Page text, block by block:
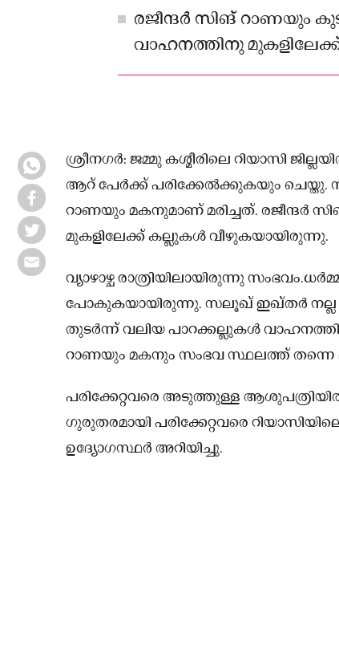
രജീന്ദർ സിങ് റാണയും
വാഹനത്തിനു
വീഴുകയായിരുന്നു.
ശ്രീന​ഗർ: ജമ്മു കശ്മീരിലെ റിയാസി
ആറ് പേർക്ക് പരിക്കേൽക്കുകയും ചെയ്തു.
റാണയും മകനുമാണ് മരിച്ചത്. രജീന്ദർ
മുകളിലേക്ക് കല്ലുകൾ വീഴുകയായിരുന്നു.
വ്യാഴാഴ്ച രാത്രിയിലായിരുന്നു
പോകുകയായിരുന്നു. സലൂഖ് ഇഖ്തർ നല്ല
തുടർന്ന് വലിയ പാറക്കല്ലുകൾ
റാണയും മകനും സംഭവ സ്ഥലത്ത് തന്നെ
പരിക്കേറ്റവരെ അടുത്തുള്ള ആശുപത്രിയിൽ
ഗുരുതരമായി പരിക്കേറ്റവരെ
ഉദ്യോഗസ്ഥർ അറിയിച്ചു.